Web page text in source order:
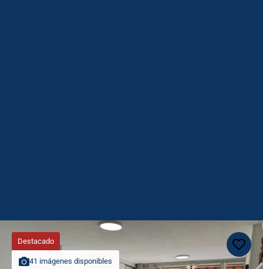
41 imágenes disponibles
Destacado